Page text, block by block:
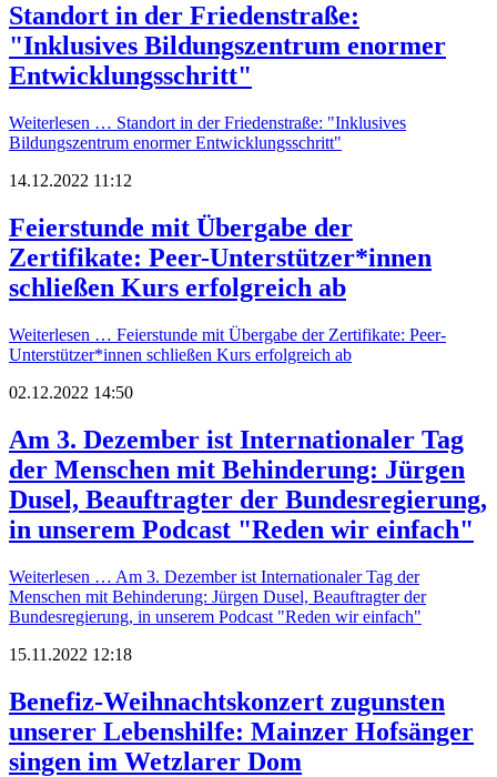
Standort in der Friedenstraße:
"Inklusives Bildungszentrum enormer
Entwicklungsschritt"
Weiterlesen … Standort in der Friedenstraße: "Inklusives
Bildungszentrum enormer Entwicklungsschritt"
14.12.2022 11:12
Feierstunde mit Übergabe der
Zertifikate: Peer-Unterstützer*innen
schließen Kurs erfolgreich ab
Weiterlesen … Feierstunde mit Übergabe der Zertifikate: Peer-
Unterstützer*innen schließen Kurs erfolgreich ab
02.12.2022 14:50
Am 3. Dezember ist Internationaler Tag
der Menschen mit Behinderung: Jürgen
Dusel, Beauftragter der Bundesregierung,
in unserem Podcast "Reden wir einfach"
Weiterlesen … Am 3. Dezember ist Internationaler Tag der
Menschen mit Behinderung: Jürgen Dusel, Beauftragter der
Bundesregierung, in unserem Podcast "Reden wir einfach"
15.11.2022 12:18
Benefiz-Weihnachtskonzert zugunsten
unserer Lebenshilfe: Mainzer Hofsänger
singen im Wetzlarer Dom